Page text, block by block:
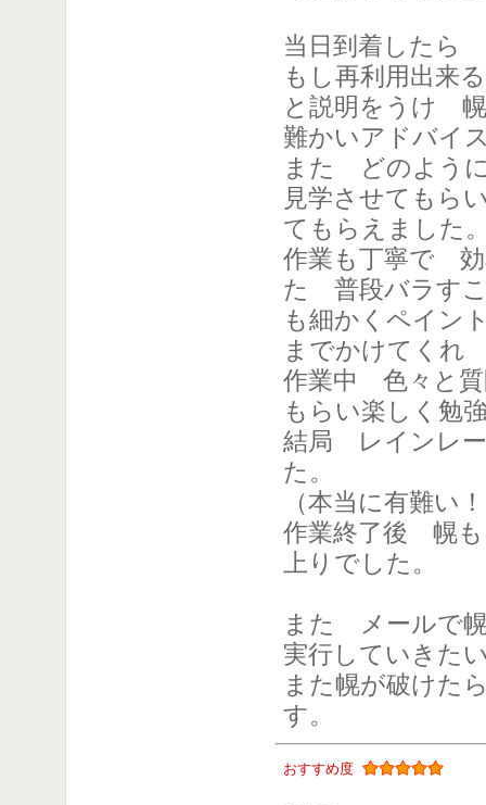
当日到着したら
もし再利用出来
と説明をうけ
難かいアドバイ
また どのよう
見学させてもら
てもらえました
作業も丁寧で 効
た 普段バラす
も細かくペイン
までかけてくれ
作業中 色々と
もらい楽しく勉
結局 レインレー
た。
（本当に有難い
作業終了後 幌も
上りでした。
また メールで
実行していきた
また幌が破けた
す。
おすすめ度